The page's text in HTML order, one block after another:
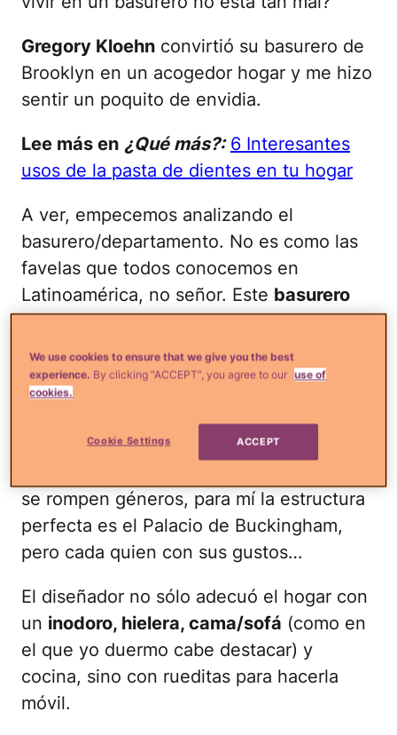
Gregory Kloehn convirtió su basurero de
Brooklyn en un acogedor hogar y me hizo
sentir un poquito de envidia.
Lee más en ¿Qué más?: 6 Interesantes
usos de la pasta de dientes en tu hogar
A ver, empecemos analizando el
basurero/departamento. No es como las
favelas que todos conocemos en
Latinoamérica, no señor. Este basurero
fue estratégicamente diseñado para ser
una pequeña casita. De esas que en
nuestros países de origen abundan.
"Se me prendió el foco", dijoKloehn
"Éste es la estructura perfecta para una
se rompen géneros, para mí la estructura
perfecta es el Palacio de Buckingham,
pero cada quien con sus gustos…
El diseñador no sólo adecuó el hogar con
un inodoro, hielera, cama/sofá (como en
el que yo duermo cabe destacar) y
cocina, sino con rueditas para hacerla
móvil.
We use cookies to ensure that we give you the best
experience. By clicking “ACCEPT”, you agree to our use of
cookies.
Cookie Settings ACCEPT